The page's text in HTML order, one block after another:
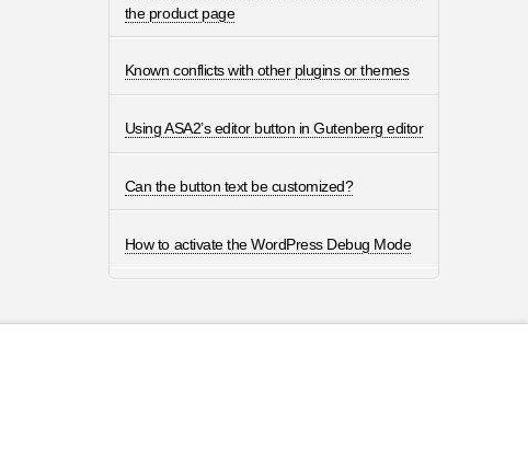
the product page
Known conflicts with other plugins or themes
Using ASA2’s editor button in Gutenberg editor
Can the button text be customized?
How to activate the WordPress Debug Mode